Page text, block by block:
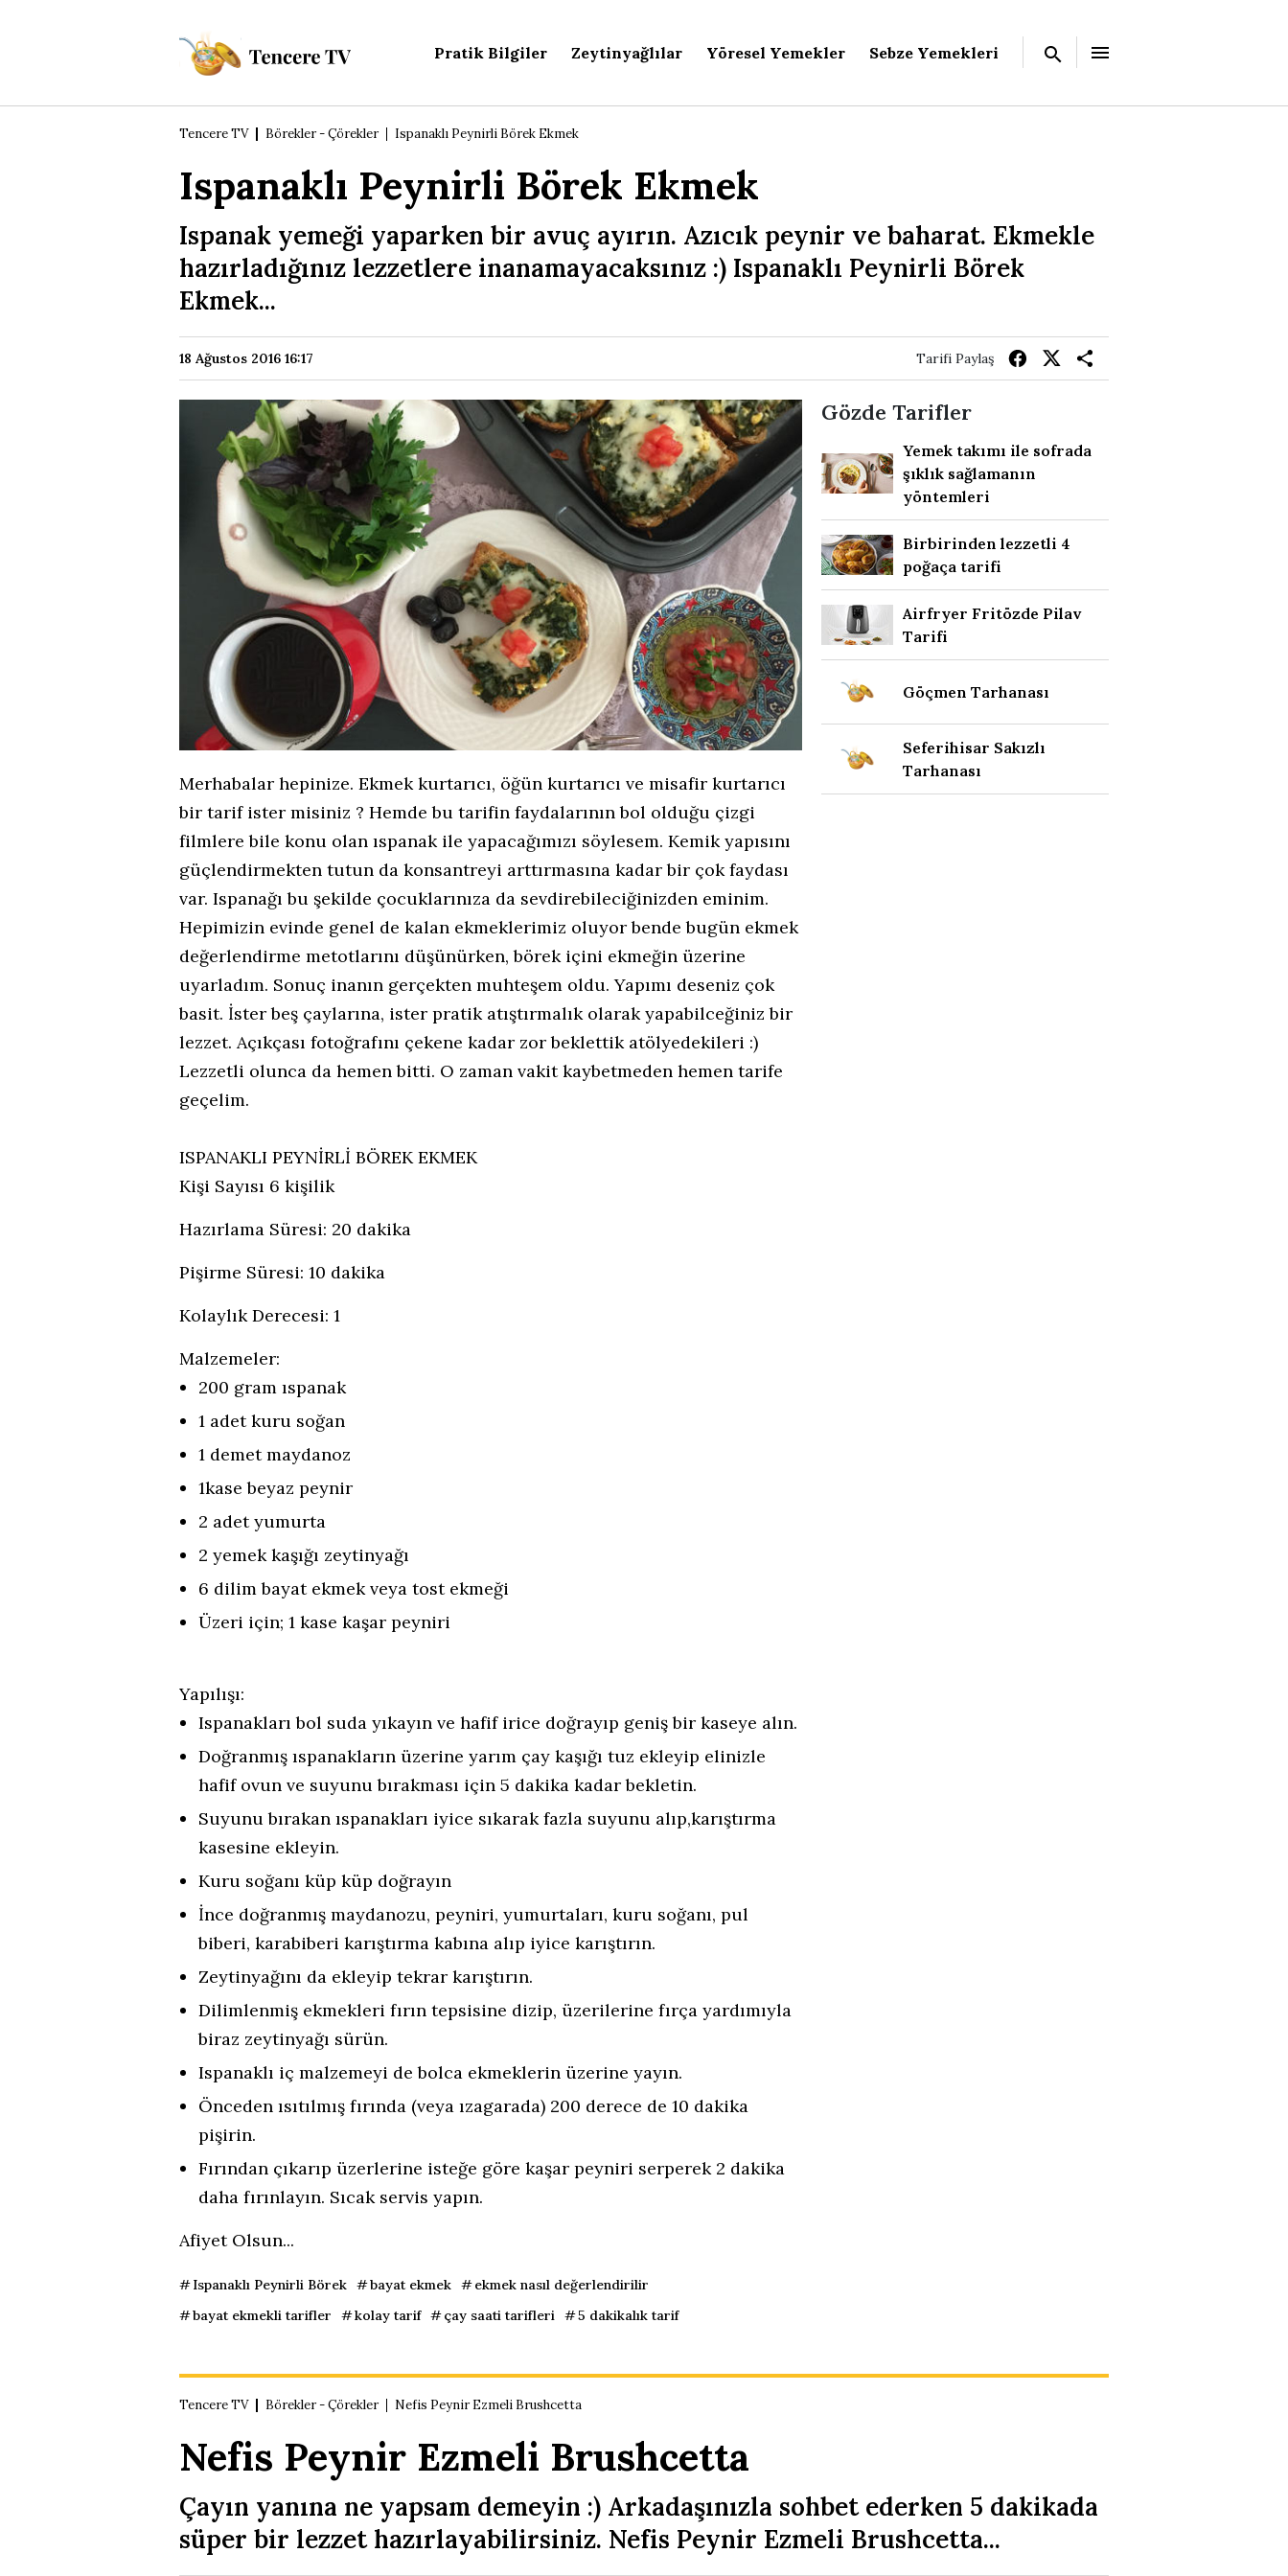
Pratik Bilgiler Zeytinyağlılar Yöresel Yemekler Sebze Yemekleri
Tencere TV Börekler - Çörekler Ispanaklı Peynirli Börek Ekmek
Ispanaklı Peynirli Börek Ekmek
Ispanak yemeği yaparken bir avuç ayırın. Azıcık peynir ve baharat. Ekmekle
hazırladığınız lezzetlere inanamayacaksınız :) Ispanaklı Peynirli Börek
Ekmek...
18 Ağustos 2016 16:17 Tarifi Paylaş
Merhabalar hepinize. Ekmek kurtarıcı, öğün kurtarıcı ve misafir kurtarıcı
bir tarif ister misiniz ? Hemde bu tarifin faydalarının bol olduğu çizgi
filmlere bile konu olan ıspanak ile yapacağımızı söylesem. Kemik yapısını
güçlendirmekten tutun da konsantreyi arttırmasına kadar bir çok faydası
var. Ispanağı bu şekilde çocuklarınıza da sevdirebileciğinizden eminim.
Hepimizin evinde genel de kalan ekmeklerimiz oluyor bende bugün ekmek
değerlendirme metotlarını düşünürken, börek içini ekmeğin üzerine
uyarladım. Sonuç inanın gerçekten muhteşem oldu. Yapımı deseniz çok
basit. İster beş çaylarına, ister pratik atıştırmalık olarak yapabilceğiniz bir
lezzet. Açıkçası fotoğrafını çekene kadar zor beklettik atölyedekileri :)
Lezzetli olunca da hemen bitti. O zaman vakit kaybetmeden hemen tarife
geçelim.
ISPANAKLI PEYNİRLİ BÖREK EKMEK
Kişi Sayısı 6 kişilik
Hazırlama Süresi: 20 dakika
Pişirme Süresi: 10 dakika
Kolaylık Derecesi: 1
Malzemeler:
200 gram ıspanak
1 adet kuru soğan
1 demet maydanoz
1kase beyaz peynir
2 adet yumurta
2 yemek kaşığı zeytinyağı
6 dilim bayat ekmek veya tost ekmeği
Üzeri için; 1 kase kaşar peyniri
Yapılışı:
Ispanakları bol suda yıkayın ve hafif irice doğrayıp geniş bir kaseye alın.
Doğranmış ıspanakların üzerine yarım çay kaşığı tuz ekleyip elinizle
hafif ovun ve suyunu bırakması için 5 dakika kadar bekletin.
Suyunu bırakan ıspanakları iyice sıkarak fazla suyunu alıp,karıştırma
kasesine ekleyin.
Kuru soğanı küp küp doğrayın
İnce doğranmış maydanozu, peyniri, yumurtaları, kuru soğanı, pul
biberi, karabiberi karıştırma kabına alıp iyice karıştırın.
Zeytinyağını da ekleyip tekrar karıştırın.
Dilimlenmiş ekmekleri fırın tepsisine dizip, üzerilerine fırça yardımıyla
biraz zeytinyağı sürün.
Ispanaklı iç malzemeyi de bolca ekmeklerin üzerine yayın.
Önceden ısıtılmış fırında (veya ızagarada) 200 derece de 10 dakika
pişirin.
Fırından çıkarıp üzerlerine isteğe göre kaşar peyniri serperek 2 dakika
daha fırınlayın. Sıcak servis yapın.
Afiyet Olsun...
Ispanaklı Peynirli Börek bayat ekmek
ekmek nasıl değerlendirilir
bayat ekmekli tarifler
kolay tarif çay saati tarifleri 5 dakikalık tarif
Gözde Tarifler
Yemek takımı ile sofrada
şıklık sağlamanın
yöntemleri
Birbirinden lezzetli 4
poğaça tarifi
Airfryer Fritözde Pilav
Tarifi
Göçmen Tarhanası
Seferihisar Sakızlı
Tarhanası
Tencere TV Börekler - Çörekler Nefis Peynir Ezmeli Brushcetta
Nefis Peynir Ezmeli Brushcetta
Çayın yanına ne yapsam demeyin :) Arkadaşınızla sohbet ederken 5 dakikada
süper bir lezzet hazırlayabilirsiniz. Nefis Peynir Ezmeli Brushcetta...